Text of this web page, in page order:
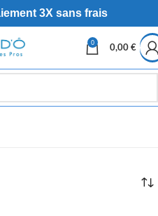
3X sans frais
0
0,00 €